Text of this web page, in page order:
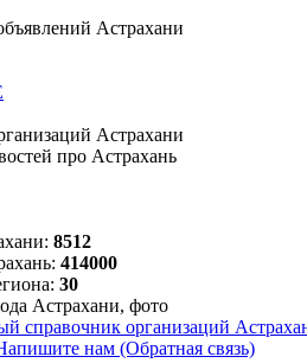
Астрахани
Астрахани
про Астрахань
8512
414000
30
справочник организаций
нам (Обратная связь)